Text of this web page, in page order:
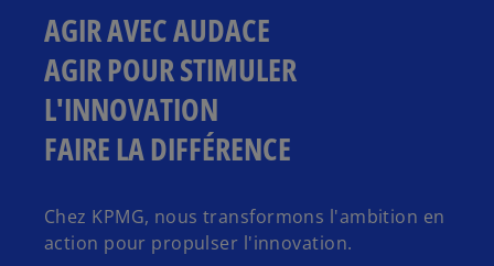
AGIR AVEC AUDACE
AGIR POUR STIMULER
L'INNOVATION
FAIRE LA DIFFÉRENCE
Chez KPMG, nous transformons l'ambition en
action pour propulser l'innovation.